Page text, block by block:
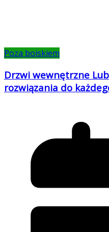
Poza boiskiem
Drzwi wewnętrzne
rozwiązania do